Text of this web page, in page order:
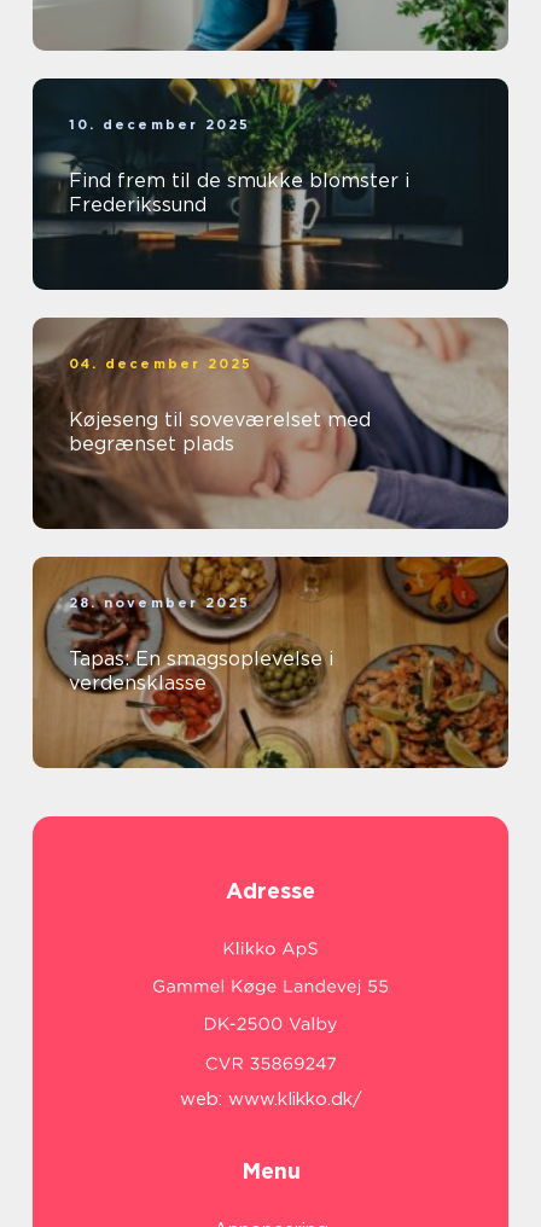
10. december 2025
Find frem til de smukke blomster i
Frederikssund
04. december 2025
Køjeseng til soveværelset med
begrænset plads
28. november 2025
Tapas: En smagsoplevelse i
verdensklasse
Adresse
web: www.klikko.dk/
Menu